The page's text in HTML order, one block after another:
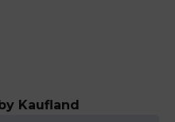
Kaufland